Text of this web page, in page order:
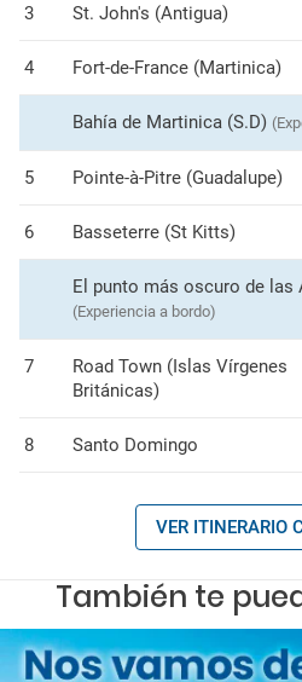
3 St. John's (Antigua)
4 Fort-de-France (Martinica)
Bahía de Martinica (S.D)
5 Pointe-à-Pitre (Guadalupe)
6 Basseterre (St Kitts)
El punto más oscuro de las
(Experiencia a bordo)
7
Road Town (Islas Vírgenes
Británicas)
8 Santo Domingo
VER ITINERARIO
También te